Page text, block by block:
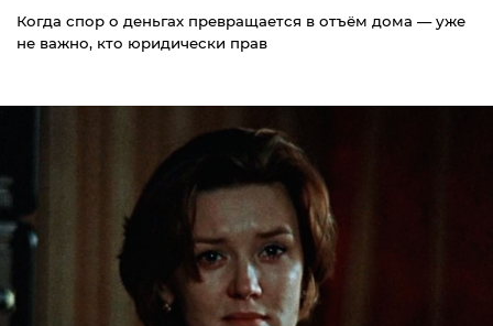
Когда спор о деньгах превращается в отъём дома — уже
не важно, кто юридически прав